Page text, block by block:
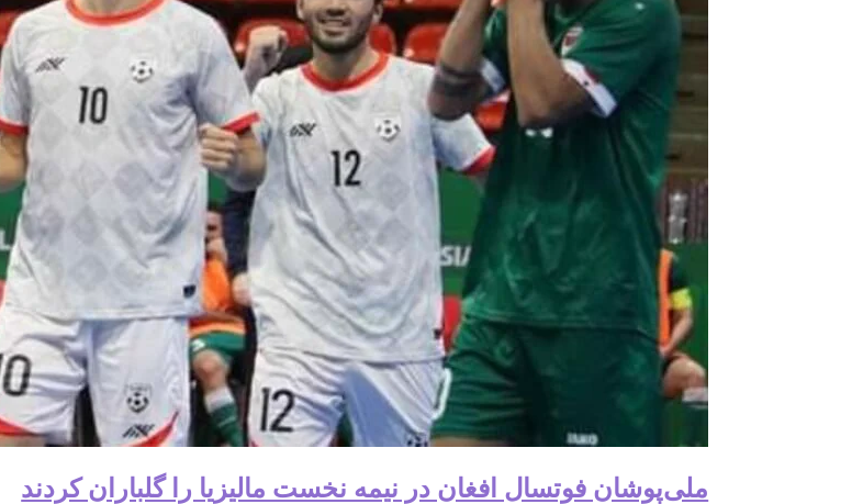
ملی‌پوشان فوتسال افغان در نیمه نخست مالیزیا را گلباران کردند